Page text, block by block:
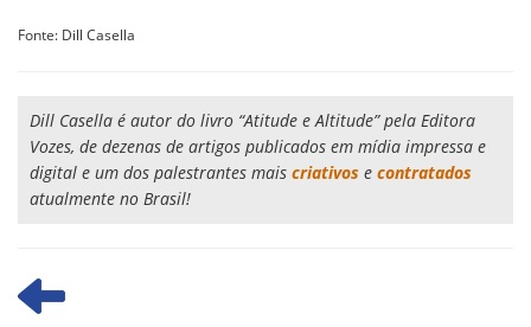
Fonte: Dill Casella
Dill Casella é autor do livro “Atitude e Altitude” pela Editora
Vozes, de dezenas de artigos publicados em mídia impressa e
digital e um dos palestrantes mais criativos e contratados
atualmente no Brasil!